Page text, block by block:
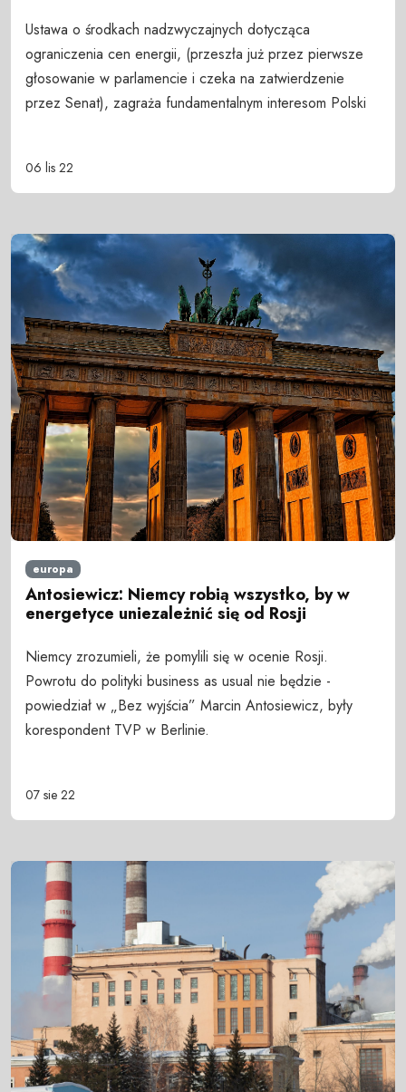
Ustawa o środkach nadzwyczajnych dotycząca
ograniczenia cen energii, (przeszła już przez pierwsze
głosowanie w parlamencie i czeka na zatwierdzenie
przez Senat), zagraża fundamentalnym interesom Polski
06 lis 22
europa
Antosiewicz: Niemcy robią wszystko, by w
energetyce uniezależnić się od Rosji
Niemcy zrozumieli, że pomylili się w ocenie Rosji.
Powrotu do polityki business as usual nie będzie -
powiedział w „Bez wyjścia” Marcin Antosiewicz, były
korespondent TVP w Berlinie.
07 sie 22